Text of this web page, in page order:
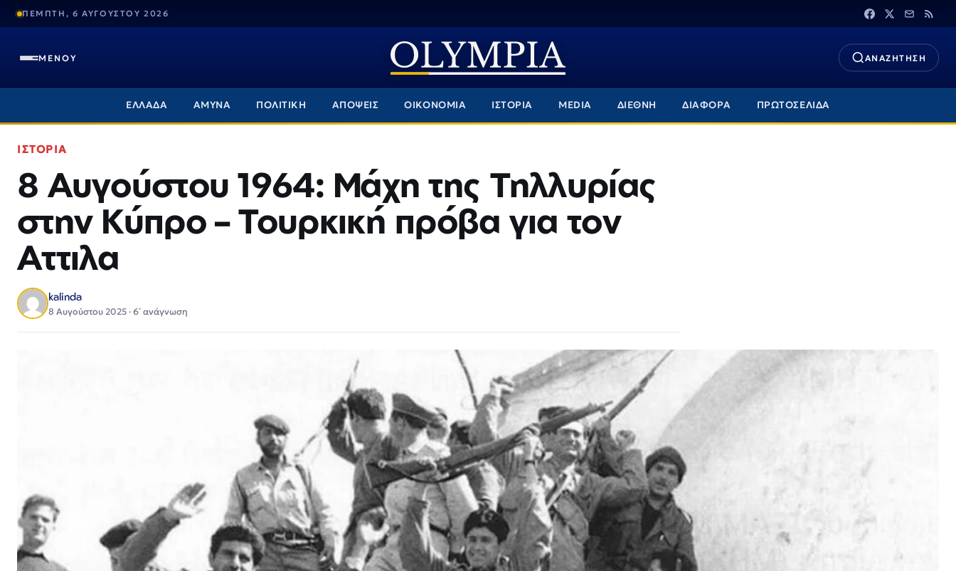
ΠΕΜΠΤΗ, 6 ΑΥΓΟΥΣΤΟΥ 2026
ΜΕΝΟΥ ΑΝΑΖΗΤΗΣΗ
ΕΛΛΑΔΑ ΑΜΥΝΑ ΠΟΛΙΤΙΚΗ ΑΠΟΨΕΙΣ ΟΙΚΟΝΟΜΙΑ ΙΣΤΟΡΙΑ MEDIA ΔΙΕΘΝΗ ΔΙΑΦΟΡΑ ΠΡΩΤΟΣΕΛΙΔΑ
ΙΣΤΟΡΙΑ
8 Αυγούστου 1964: Μάχη της Τηλλυρίας
στην Κύπρο – Τουρκική πρόβα για τον
Αττιλα
kalinda
8 Αυγούστου 2025 · 6΄ ανάγνωση